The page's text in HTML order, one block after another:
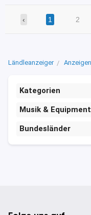
‹ 1 2
Ländleanzeiger Anzeigen
Kategorien
Musik & Equipment
Bundesländer